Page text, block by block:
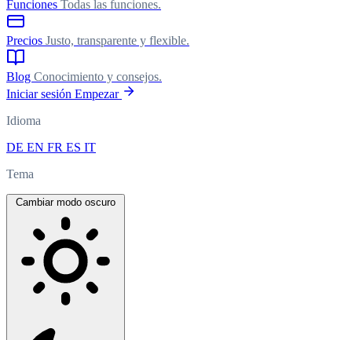
Funciones Todas las funciones.
Precios Justo, transparente y flexible.
Blog Conocimiento y consejos.
Iniciar sesión Empezar
Idioma
DE EN FR ES IT
Tema
Cambiar modo oscuro